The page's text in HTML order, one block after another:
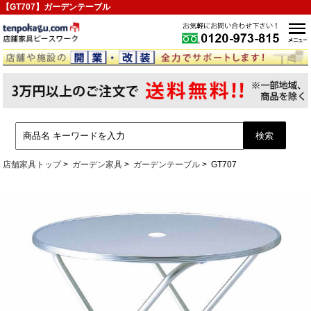
【GT707】ガーデンテーブル
店舗家具トップ ガーデン家具 ガーデンテーブル GT707